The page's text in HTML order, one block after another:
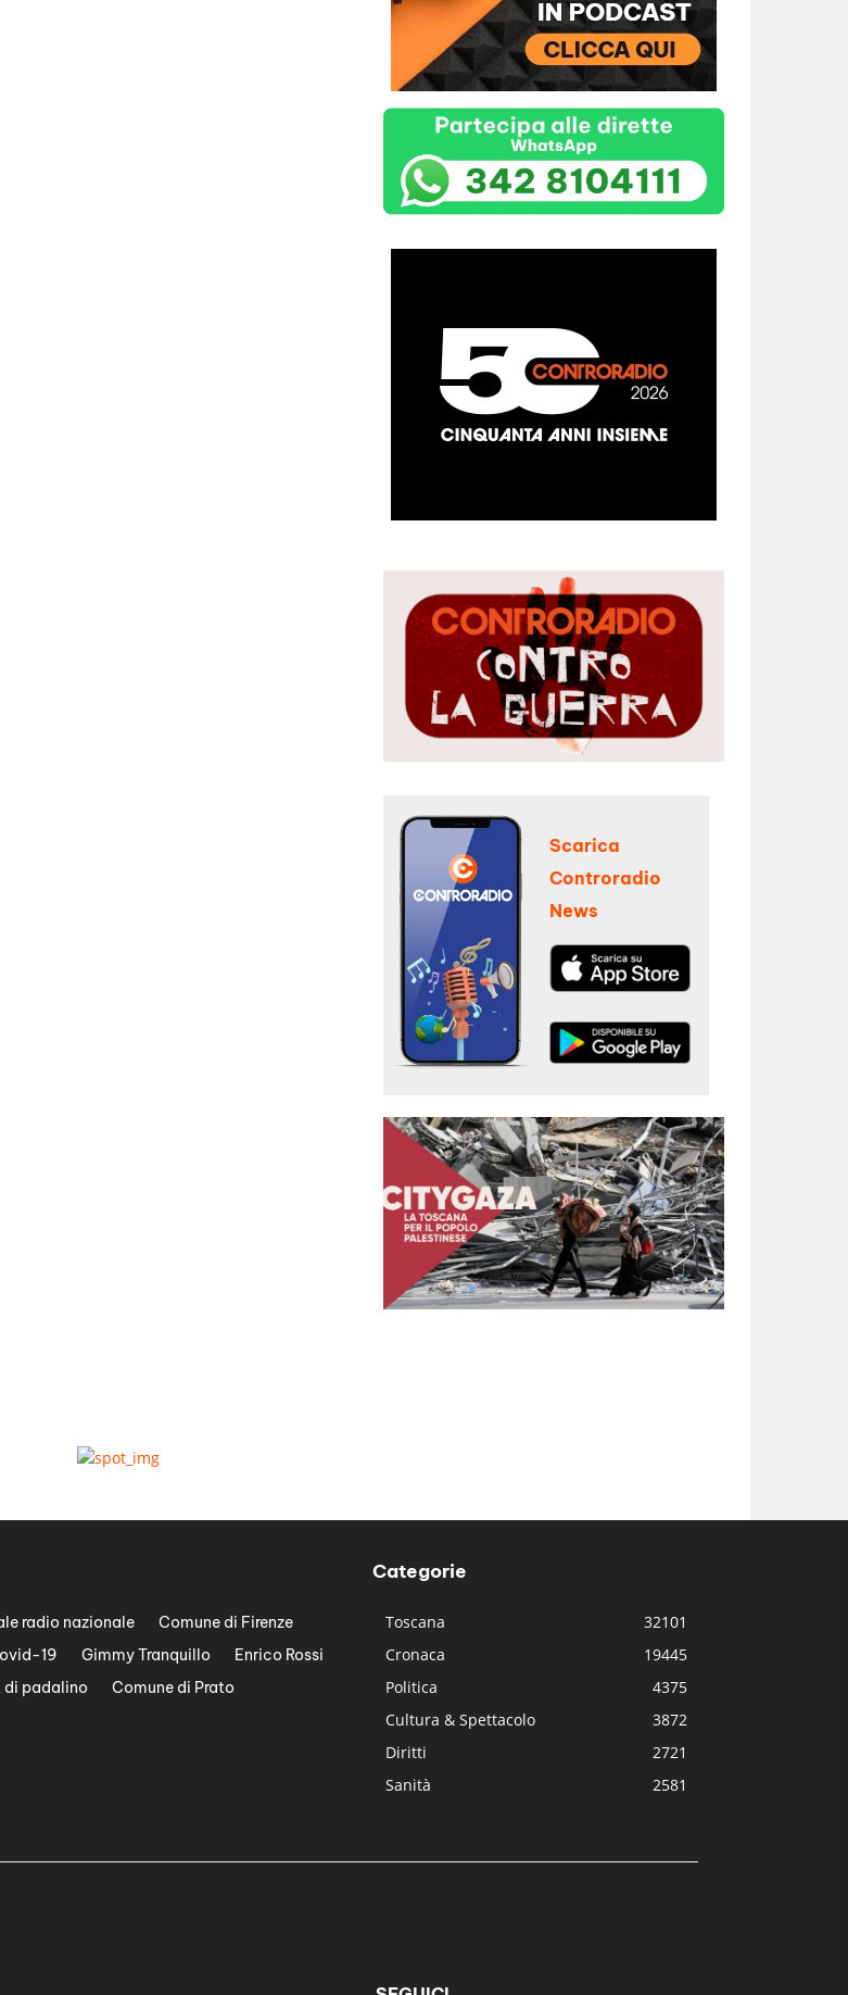
Scarica
Controradio
News
radio nazionale
Comune di Firenze
19 Gimmy Tranquillo
Enrico Rossi
di padalino
Comune di Prato
Categorie
Toscana
32101
Cronaca
19445
Politica
4375
Cultura & Spettacolo
3872
Diritti
2721
Sanità
2581